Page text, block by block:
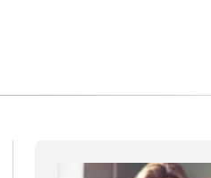
OFFICE/SCHOOL
WEEK